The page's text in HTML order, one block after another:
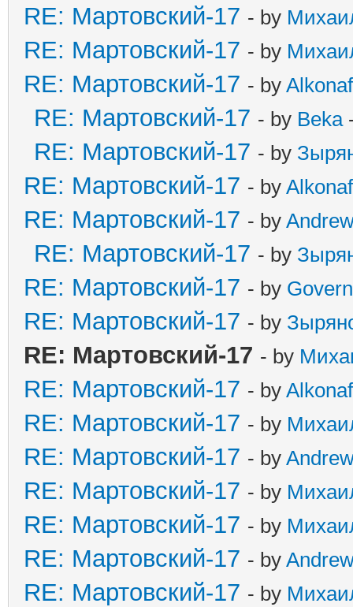
RE: Мартовский-17 - by
RE: Мартовский-17 - by
RE: Мартовский-17 - by
RE: Мартовский-17 - by Beka
RE: Мартовский-17 - by
RE: Мартовский-17 - by
RE: Мартовский-17 - by
RE: Мартовский-17 - by
RE: Мартовский-17 - by
RE: Мартовский-17 - by
RE: Мартовский-17 - by
RE: Мартовский-17 - by
RE: Мартовский-17 - by
RE: Мартовский-17 - by
RE: Мартовский-17 - by
RE: Мартовский-17 - by
RE: Мартовский-17 - by
RE: Мартовский-17 - by